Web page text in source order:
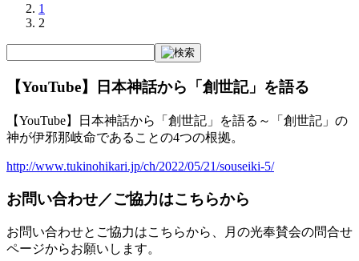
1
2
【YouTube】日本神話から「創世記」を語る
【YouTube】日本神話から「創世記」を語る～「創世記」の
神が伊邪那岐命であることの4つの根拠。
http://www.tukinohikari.jp/ch/2022/05/21/souseiki-5/
お問い合わせ／ご協力はこちらから
お問い合わせとご協力はこちらから、月の光奉賛会の問合せ
ページからお願いします。